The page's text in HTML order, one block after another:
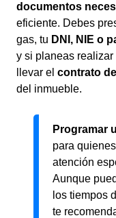
documentos
eficiente. Debes
gas, tu DNI, NIE o
y si planeas realizar
llevar el contrato
del inmueble.
Programar
para
atención
Aunque
los tiempos
te